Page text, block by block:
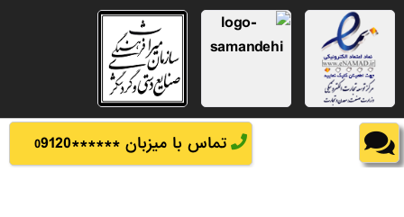
تماس با میزبان ****** 09120 تمامی حقوق این وب سایت متعلق به املاک باشی می باشد.